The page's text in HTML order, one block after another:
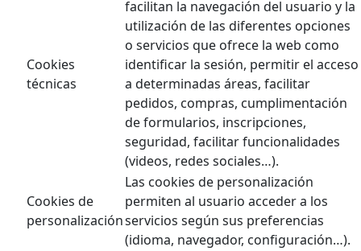
Cookies
técnicas
facilitan la navegación del usuario y la
utilización de las diferentes opciones
o servicios que ofrece la web como
identificar la sesión, permitir el acceso
a determinadas áreas, facilitar
pedidos, compras, cumplimentación
de formularios, inscripciones,
seguridad, facilitar funcionalidades
(videos, redes sociales…).
Cookies de
personalización
Las cookies de personalización
permiten al usuario acceder a los
servicios según sus preferencias
(idioma, navegador, configuración…).